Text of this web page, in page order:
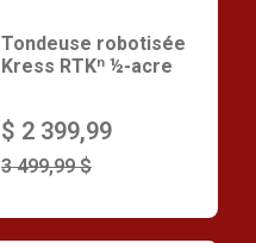
Tondeuse robotisée
Kress RTKⁿ ½-acre
3 499,99 $
$ 2 399,99